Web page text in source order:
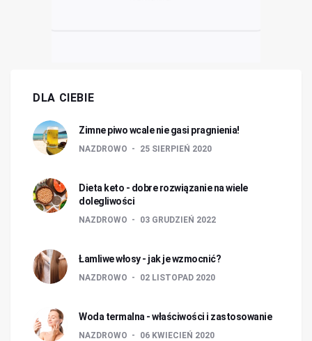
DLA CIEBIE
Zimne piwo wcale nie gasi pragnienia!
NAZDROWO 25 SIERPIEŃ 2020
Dieta keto - dobre rozwiązanie na wiele
dolegliwości
NAZDROWO 03 GRUDZIEŃ 2022
Łamliwe włosy - jak je wzmocnić?
NAZDROWO 02 LISTOPAD 2020
Woda termalna - właściwości i zastosowanie
NAZDROWO 06 KWIECIEŃ 2020